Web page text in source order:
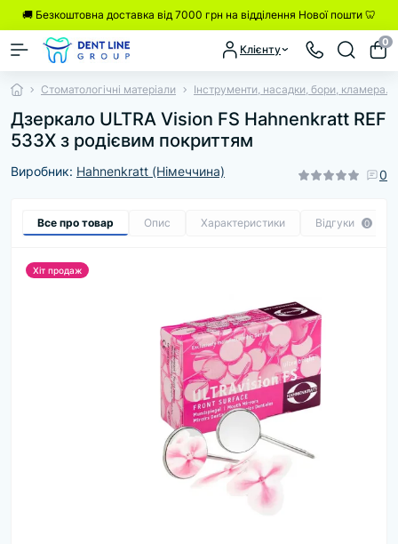
🚚 Безкоштовна доставка від 7000 грн на відділення Нової пошти 🦷
Клієнту
0
Стоматологічні матеріали Інструменти, насадки, бори, кламера.
Дзеркало ULTRA Vision FS Hahnenkratt REF
533X з родієвим покриттям
Виробник: Hahnenkratt (Німеччина) 0
Все про товар Опис Характеристики Відгуки 0
Хіт продаж